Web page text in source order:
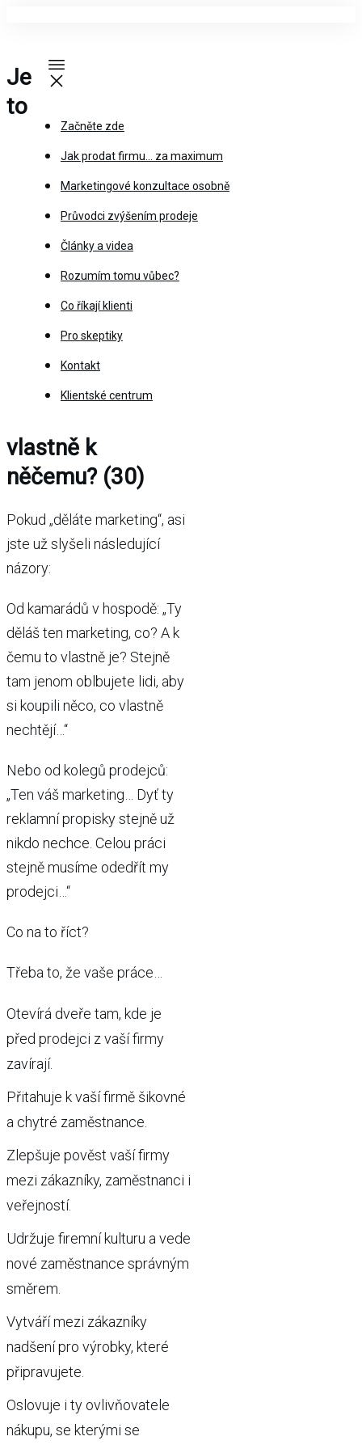
Začněte zde
Jak prodat firmu… za maximum
Marketingové konzultace osobně
Průvodci zvýšením prodeje
Články a videa
Rozumím tomu vůbec?
Co říkají klienti
Pro skeptiky
Kontakt
Klientské centrum
Je
to
vlastně k
něčemu? (30)
Pokud „děláte marketing“, asi
jste už slyšeli následující
názory:
Od kamarádů v hospodě: „Ty
děláš ten marketing, co? A k
čemu to vlastně je? Stejně
tam jenom oblbujete lidi, aby
si koupili něco, co vlastně
nechtějí…“
Nebo od kolegů prodejců:
„Ten váš marketing… Dyť ty
reklamní propisky stejně už
nikdo nechce. Celou práci
stejně musíme odedřít my
prodejci…“
Co na to říct?
Třeba to, že vaše práce…
Otevírá dveře tam, kde je
před prodejci z vaší firmy
zavírají.
Přitahuje k vaší firmě šikovné
a chytré zaměstnance.
Zlepšuje pověst vaší firmy
mezi zákazníky, zaměstnanci i
veřejností.
Udržuje firemní kulturu a vede
nové zaměstnance správným
směrem.
Vytváří mezi zákazníky
nadšení pro výrobky, které
připravujete.
Oslovuje i ty ovlivňovatele
nákupu, se kterými se